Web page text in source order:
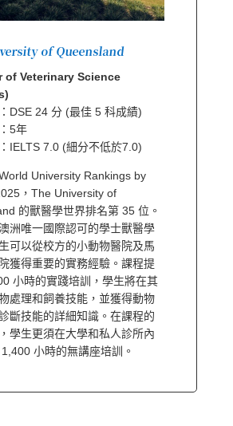
of Queensland
of Veterinary Science
DSE 24 分 (最佳 5 科成績)
5年
IELTS 7.0 (細分不低於7.0)
University Rankings by
，The University of
的獸醫學世界排名第 35 位。
洲唯一國際認可的學士獸醫學
可以從校方的小動物醫院及馬
獲得重要的實務經驗。課程提
小時的實踐培訓，學生將在其
處理和飼養技能，並獲得動物
斷技能的詳細知識。在課程的
學生更須在大學和私人診所內
小時的無講座培訓。